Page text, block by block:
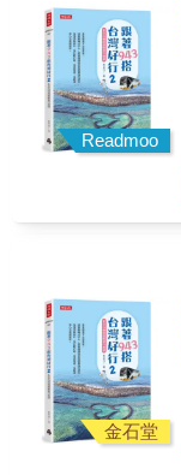
Readmoo
金石堂